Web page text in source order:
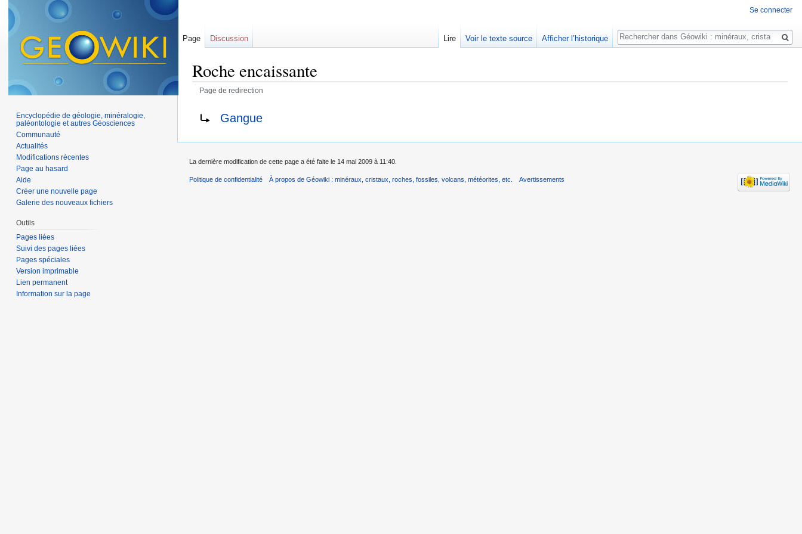
Roche encaissante
Page de redirection
Gangue
Se connecter
Page Discussion Lire Voir le texte source Afficher l’historique
Rechercher
Encyclopédie de géologie, minéralogie,
paléontologie et autres Géosciences
Communauté
Actualités
Modifications récentes
Page au hasard
Aide
Créer une nouvelle page
Galerie des nouveaux fichiers
Outils
Pages liées
Suivi des pages liées
Pages spéciales
Version imprimable
Lien permanent
Information sur la page
La dernière modification de cette page a été faite le 14 mai 2009 à 11:40.
Politique de confidentialité À propos de Géowiki : minéraux, cristaux, roches, fossiles, volcans, météorites, etc. Avertissements